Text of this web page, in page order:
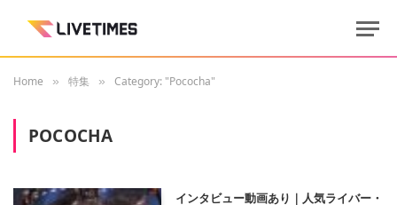
Home » 特集 » Category: "Pococha"
POCOCHA
インタビュー動画あり｜人気ライバー・